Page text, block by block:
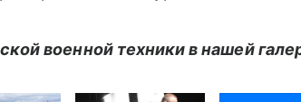
военной техники в нашей